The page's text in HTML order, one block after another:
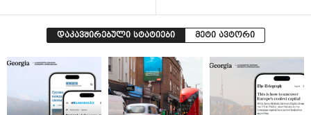
დაკავშირებული სტატიები მეტი ავტორი